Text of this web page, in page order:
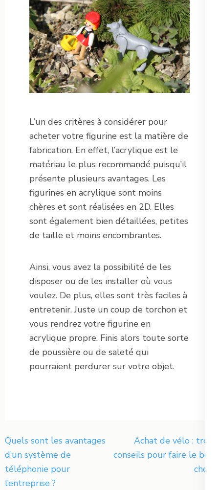
L’un des critères à considérer pour
acheter votre figurine est la matière de
fabrication. En effet, l’acrylique est le
matériau le plus recommandé puisqu’il
présente plusieurs avantages. Les
figurines en acrylique sont moins
chères et sont réalisées en 2D. Elles
sont également bien détaillées, petites
de taille et moins encombrantes.
Ainsi, vous avez la possibilité de les
disposer ou de les installer où vous
voulez. De plus, elles sont très faciles à
entretenir. Juste un coup de torchon et
vous rendrez votre figurine en
acrylique propre. Finis alors toute sorte
de poussière ou de saleté qui
pourraient perdurer sur votre objet.
Navigation
de
l’article
Quels sont les avantages
d’un système de
téléphonie pour
l’entreprise ?
Achat de vélo : trois
conseils pour faire le bon
choix